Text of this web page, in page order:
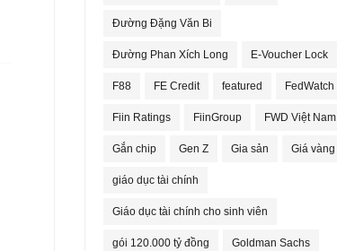
Đường Đặng Văn Bi
Đường Phan Xích Long E-Voucher Lock
F88 FE Credit featured FedWatch
Fiin Ratings FiinGroup FWD Việt Nam
Gắn chip Gen Z Gia sản Giá vàng
giáo dục tài chính
Giáo dục tài chính cho sinh viên
gói 120.000 tỷ đồng Goldman Sachs